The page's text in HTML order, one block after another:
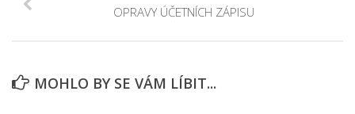
OPRAVY ÚČETNÍCH ZÁPISU
MOHLO BY SE VÁM LÍBIT...